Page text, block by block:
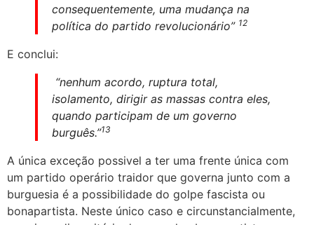
consequentemente, uma mudança na
política do partido revolucionário” 12
E conclui:
“nenhum acordo, ruptura total,
isolamento, dirigir as massas contra eles,
quando participam de um governo
burguês.”13
A única exceção possivel a ter uma frente única com
um partido operário traidor que governa junto com a
burguesia é a possibilidade do golpe fascista ou
bonapartista. Neste único caso e circunstancialmente,